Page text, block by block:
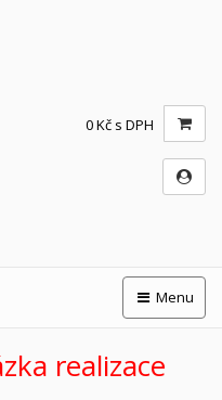
0 Kč s DPH
Menu
realizace